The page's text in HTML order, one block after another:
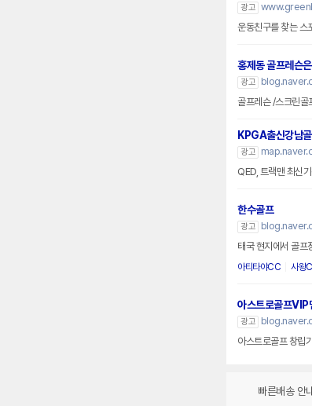
광고
운동친구를 찾는 스
홍제동 골프레슨
광고
골프레슨 /스크린
KPGA출신강남골
광고
QED, 트랙맨 최신
한수골프
광고
태국 현지에서 골프
아티타야CC 사왕
아스트로골프VIP
광고
아스트로골프 창립
빠른배송 안